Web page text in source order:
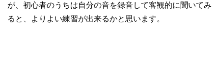
が、初心者のうちは自分の音を録音して客観的に聞いてみ
ると、よりよい練習が出来るかと思います。